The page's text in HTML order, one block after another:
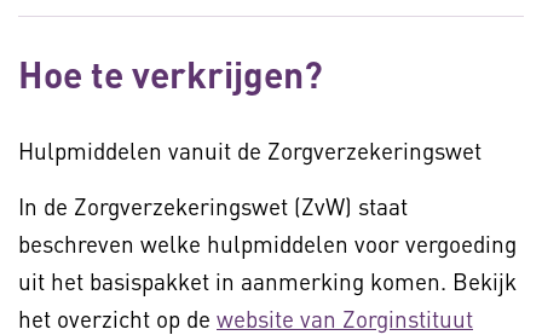
Hoe te verkrijgen?
Hulpmiddelen vanuit de Zorgverzekeringswet
In de Zorgverzekeringswet (ZvW) staat
beschreven welke hulpmiddelen voor vergoeding
uit het basispakket in aanmerking komen. Bekijk
het overzicht op de website van Zorginstituut